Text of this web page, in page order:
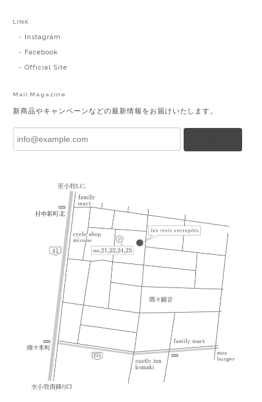
LINK
Instagram
Facebook
Official Site
Mail Magazine
新商品やキャンペーンなどの最新情報をお届けいたします。